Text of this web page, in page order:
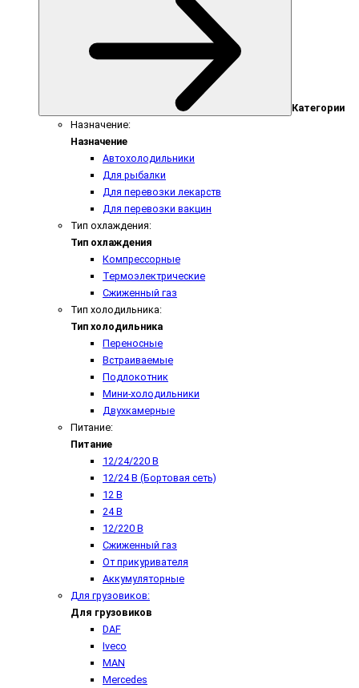
Категории
Назначение:
Назначение
Автохолодильники
Для рыбалки
Для перевозки лекарств
Для перевозки вакцин
Тип охлаждения:
Тип охлаждения
Компрессорные
Термоэлектрические
Сжиженный газ
Тип холодильника:
Тип холодильника
Переносные
Встраиваемые
Подлокотник
Мини-холодильники
Двухкамерные
Питание:
Питание
12/24/220 В
12/24 В (Бортовая сеть)
12 В
24 В
12/220 В
Сжиженный газ
От прикуривателя
Аккумуляторные
Для грузовиков:
Для грузовиков
DAF
Iveco
MAN
Mercedes